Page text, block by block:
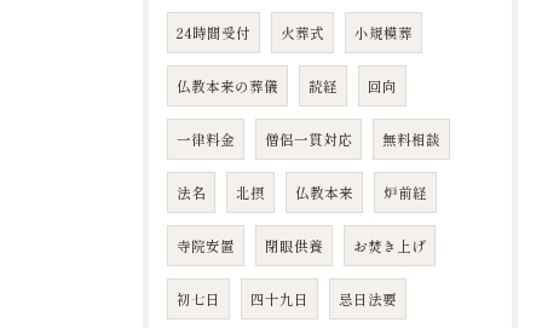
24時間受付 火葬式 小規模葬
仏教本来の葬儀 読経 回向
一律料金 僧侶一貫対応 無料相談
法名 北摂 仏教本来 炉前経
寺院安置 閉眼供養 お焚き上げ
初七日 四十九日 忌日法要